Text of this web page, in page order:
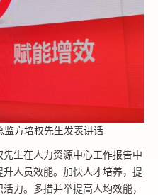
监方培权先生发表讲话
生在人力资源中心工作报告中
人员效能。加快人才培养，提
力。多措并举提高人均效能，